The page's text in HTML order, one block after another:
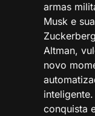
armas
Musk e
Altman,
novo
conquista